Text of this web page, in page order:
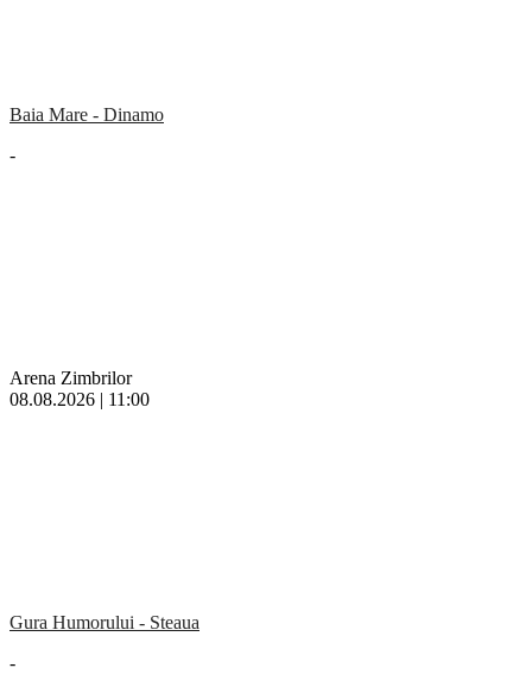
Baia Mare - Dinamo
-
Arena Zimbrilor
08.08.2026 | 11:00
Gura Humorului - Steaua
-